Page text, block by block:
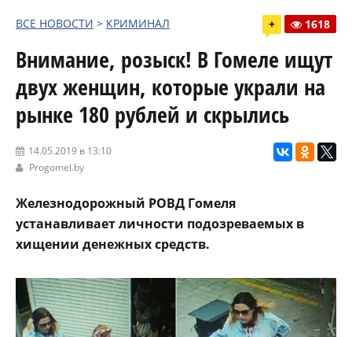
ВСЕ НОВОСТИ > КРИМИНАЛ + 1618
Внимание, розыск! В Гомеле ищут
двух женщин, которые украли на
рынке 180 рублей и скрылись
14.05.2019 в 13:10
Progomel.by
Железнодорожный РОВД Гомеля
устанавливает личности подозреваемых в
хищении денежных средств.